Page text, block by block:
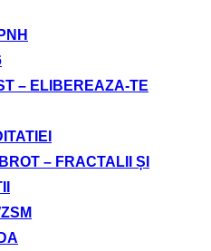
– ELIBEREAZA-TE
– FRACTALII ȘI